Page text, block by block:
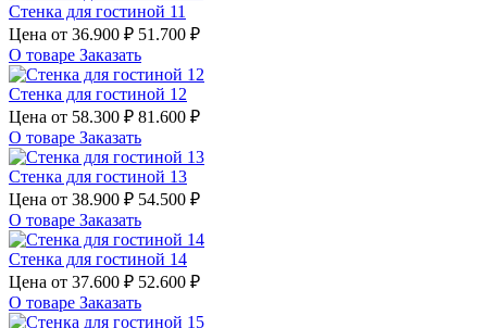
Стенка для гостиной 11
Цена от 36.900 ₽ 51.700 ₽
О товаре Заказать
Стенка для гостиной 12
Цена от 58.300 ₽ 81.600 ₽
О товаре Заказать
Стенка для гостиной 13
Цена от 38.900 ₽ 54.500 ₽
О товаре Заказать
Стенка для гостиной 14
Цена от 37.600 ₽ 52.600 ₽
О товаре Заказать